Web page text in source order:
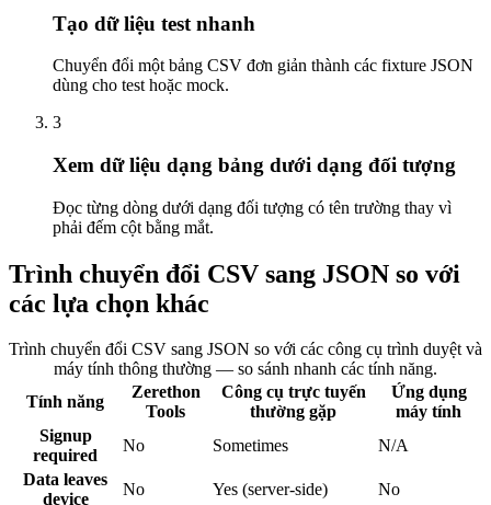
Tạo dữ liệu test nhanh
Chuyển đổi một bảng CSV đơn giản thành các fixture JSON
dùng cho test hoặc mock.
3
Xem dữ liệu dạng bảng dưới dạng đối tượng
Đọc từng dòng dưới dạng đối tượng có tên trường thay vì
phải đếm cột bằng mắt.
Trình chuyển đổi CSV sang JSON so với
các lựa chọn khác
Trình chuyển đổi CSV sang JSON so với các công cụ trình duyệt và
máy tính thông thường — so sánh nhanh các tính năng.
Tính năng
Zerethon
Tools
Công cụ trực tuyến
thường gặp
Ứng dụng
máy tính
Signup
required
No Sometimes
N/A
Data leaves
device
No Yes (server-side) No